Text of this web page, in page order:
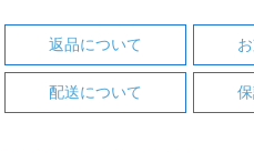
返品について
配送について